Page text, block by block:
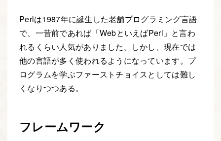
Perlは1987年に誕生した老舗プログラミング言語
で、一昔前であれば「WebといえばPerl」と言わ
れるくらい人気がありました。しかし、現在では
他の言語が多く使われるようになっています。プ
ログラムを学ぶファーストチョイスとしては難し
くなりつつある。
フレームワーク